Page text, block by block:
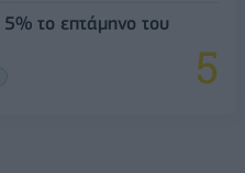
το επτάμηνο του